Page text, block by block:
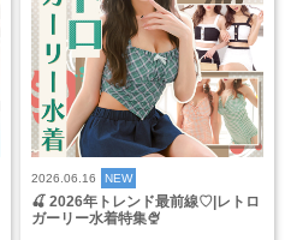
2026.06.16 NEW
🍒 2026年トレンド最前線♡|レトロ
ガーリー水着特集🍨